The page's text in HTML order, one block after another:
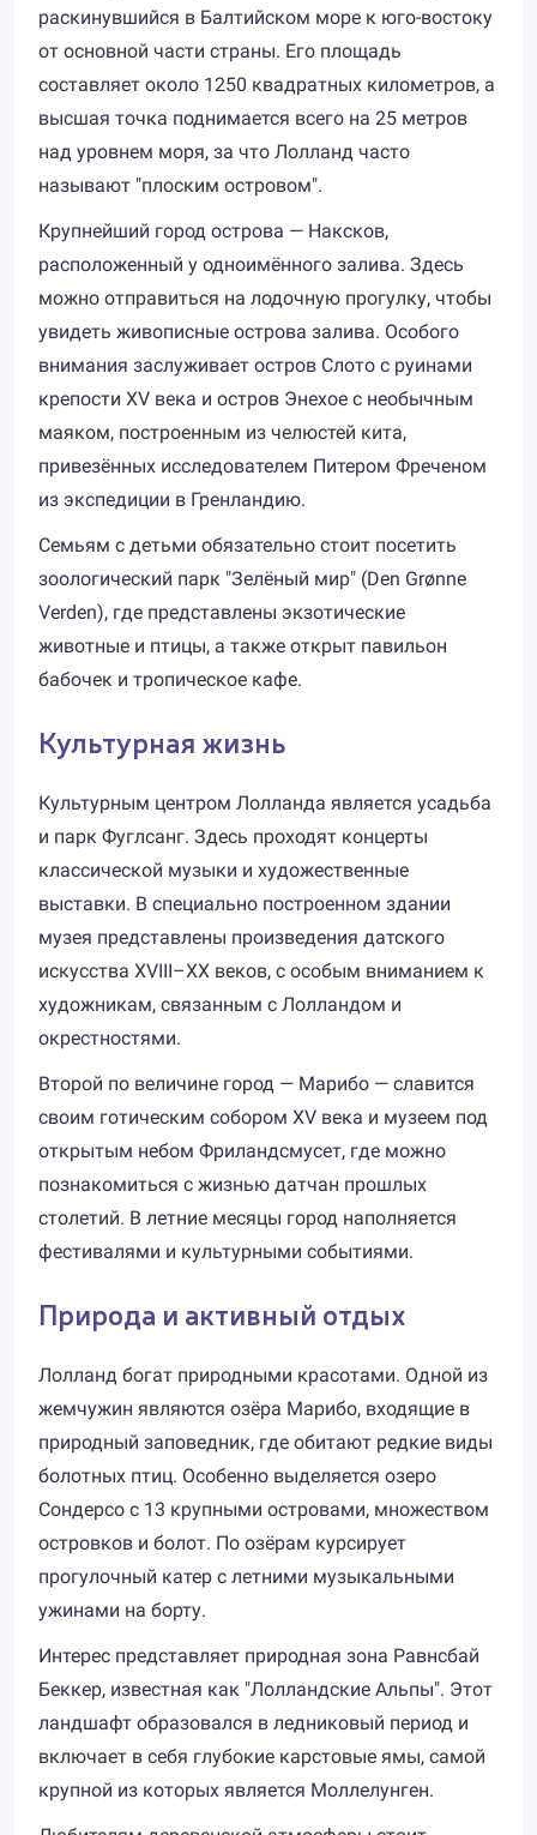
раскинувшийся в Балтийском море к юго-востоку
от основной части страны. Его площадь
составляет около 1250 квадратных километров, а
высшая точка поднимается всего на 25 метров
над уровнем моря, за что Лолланд часто
называют "плоским островом".
Крупнейший город острова — Наксков,
расположенный у одноимённого залива. Здесь
можно отправиться на лодочную прогулку, чтобы
увидеть живописные острова залива. Особого
внимания заслуживает остров Слото с руинами
крепости XV века и остров Энехое с необычным
маяком, построенным из челюстей кита,
привезённых исследователем Питером Фреченом
из экспедиции в Гренландию.
Семьям с детьми обязательно стоит посетить
зоологический парк "Зелёный мир" (Den Grønne
Verden), где представлены экзотические
животные и птицы, а также открыт павильон
бабочек и тропическое кафе.
Культурная жизнь
Культурным центром Лолланда является усадьба
и парк Фуглсанг. Здесь проходят концерты
классической музыки и художественные
выставки. В специально построенном здании
музея представлены произведения датского
искусства XVIII–XX веков, с особым вниманием к
художникам, связанным с Лолландом и
окрестностями.
Второй по величине город — Марибо — славится
своим готическим собором XV века и музеем под
открытым небом Фриландсмусет, где можно
познакомиться с жизнью датчан прошлых
столетий. В летние месяцы город наполняется
фестивалями и культурными событиями.
Природа и активный отдых
Лолланд богат природными красотами. Одной из
жемчужин являются озёра Марибо, входящие в
природный заповедник, где обитают редкие виды
болотных птиц. Особенно выделяется озеро
Сондерсо с 13 крупными островами, множеством
островков и болот. По озёрам курсирует
прогулочный катер с летними музыкальными
ужинами на борту.
Интерес представляет природная зона Равнсбай
Беккер, известная как "Лолландские Альпы". Этот
ландшафт образовался в ледниковый период и
включает в себя глубокие карстовые ямы, самой
крупной из которых является Моллелунген.